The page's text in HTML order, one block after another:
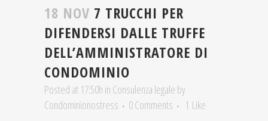
18 NOV 7 TRUCCHI PER
DIFENDERSI DALLE TRUFFE
DELL’AMMINISTRATORE DI
CONDOMINIO
Posted at 17:50h in Consulenza legale by
Condominionostress
0 Comments 1 Like